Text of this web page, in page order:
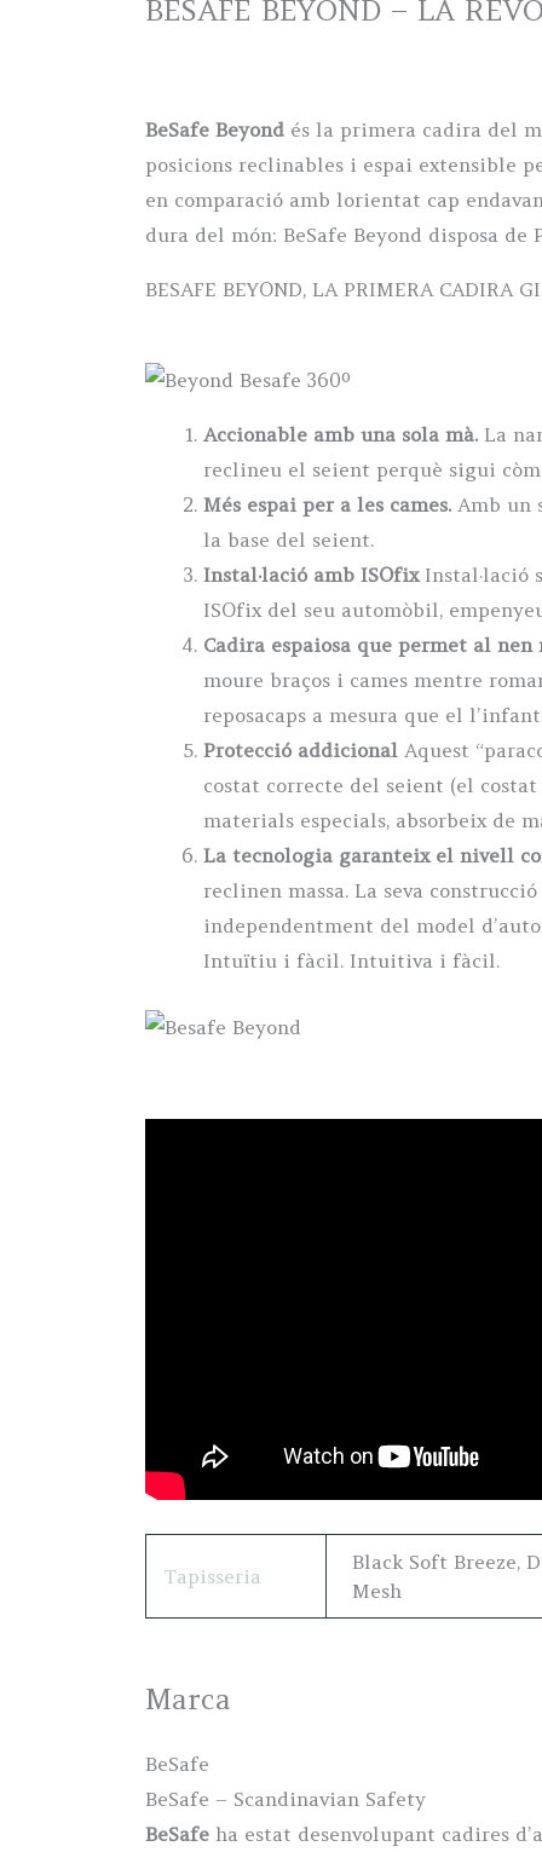
BESAFE BEYOND – LA
BeSafe Beyond és la primera cadira del
posicions reclinables i espai extensible
en comparació amb lorientat cap
dura del món: BeSafe Beyond disposa de
BESAFE BEYOND, LA PRIMERA CADIRA
Accionable amb una sola mà. La
reclineu el seient perquè sigui
Més espai per a les cames. Amb un
la base del seient.
Instal·lació amb ISOfix Instal·lació
ISOfix del seu automòbil,
Cadira espaiosa que permet al nen
moure braços i cames mentre
reposacaps a mesura que el
Protecció addicional Aquest
costat correcte del seient (el
materials especials, absorbeix de
La tecnologia garanteix el nivell
reclinen massa. La seva
independentment del model
Intuïtiu i fàcil. Intuitiva i fàcil.
Tapisseria
Black Soft Breeze,
Mesh
Marca
BeSafe
BeSafe – Scandinavian Safety
BeSafe ha estat desenvolupant cadires